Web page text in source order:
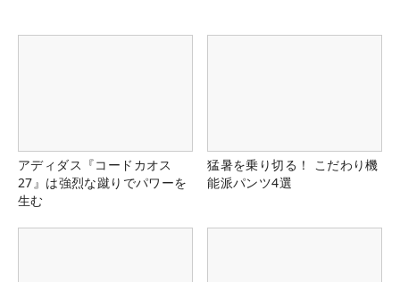
アディダス『コードカオス
27』は強烈な蹴りでパワーを
生む
猛暑を乗り切る！ こだわり機
能派パンツ4選